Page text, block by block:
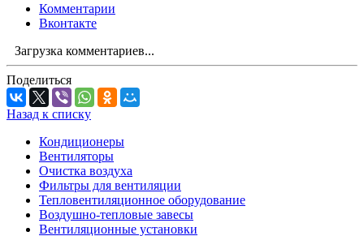
Комментарии
Вконтакте
Загрузка комментариев...
Поделиться
Назад к списку
Кондиционеры
Вентиляторы
Очистка воздуха
Фильтры для вентиляции
Тепловентиляционное оборудование
Воздушно-тепловые завесы
Вентиляционные установки